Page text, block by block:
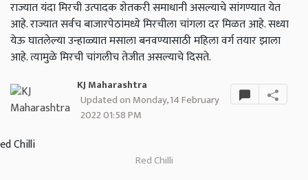
राज्यात यंदा मिरची उत्पादक शेतकरी समाधानी असल्याचे सांगण्यात येत
आहे. राज्यात सर्वच बाजारपेठांमध्ये मिरचीला चांगला दर मिळत आहे. सध्या
येऊ घातलेल्या उन्हाळ्यात मसाला बनवण्यासाठी महिला वर्ग तयार झाला
आहे. त्यामुळे मिरची चांगलीच तेजीत असल्याचे दिसते.
KJ Maharashtra
Updated on Monday, 14 February
2022 01:58 PM
Red Chilli